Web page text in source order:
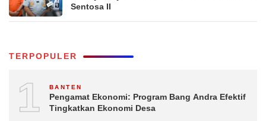
Sentosa II
TERPOPULER
1 BANTEN
Pengamat Ekonomi: Program Bang Andra Efektif
Tingkatkan Ekonomi Desa